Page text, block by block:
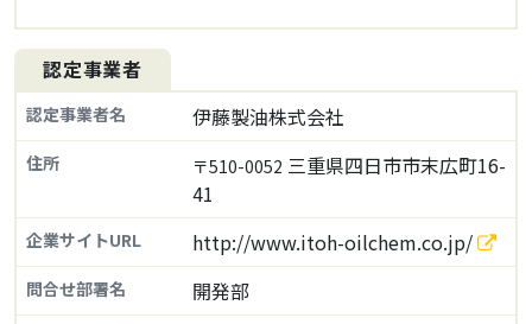
認定事業者
認定事業者名 伊藤製油株式会社
住所 〒510-0052 三重県四日市市末広町16-
41
企業サイトURL http://www.itoh-oilchem.co.jp/
問合せ部署名 開発部